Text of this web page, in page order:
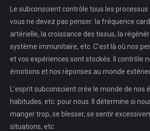
Le subconscient contrôle tous les
vous ne devez pas penser: la fréquence
artérielle, la croissance des tissus, la
système immunitaire, etc. C’est là où nos
et vos expériences sont stockés. Il contrôle
émotions et nos réponses au monde
L’esprit subconscient crée le monde de nos
habitudes, etc. pour nous. Il détermine si
manger trop, se blesser, se sentir
situations, etc.